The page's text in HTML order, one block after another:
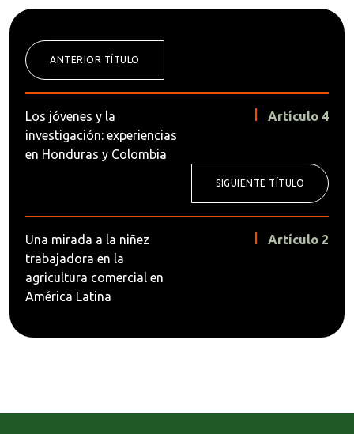
ANTERIOR TÍTULO
Los jóvenes y la
investigación: experiencias
en Honduras y Colombia
Artículo 4
SIGUIENTE TÍTULO
Una mirada a la niñez
trabajadora en la
agricultura comercial en
América Latina
Artículo 2